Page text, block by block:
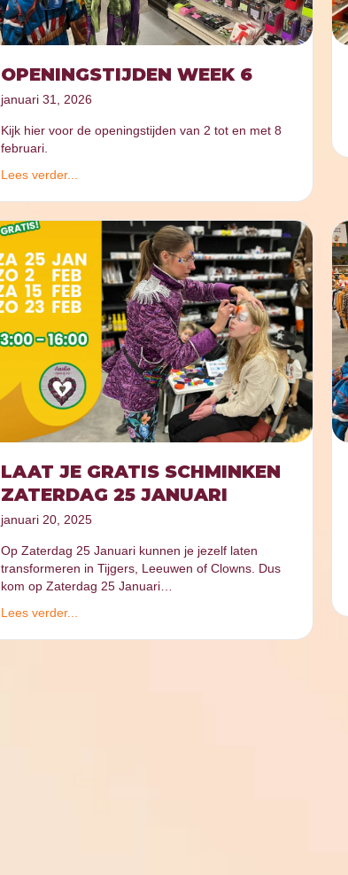
OPENINGSTIJDEN WEEK 6
januari 31, 2026
Kijk hier voor de openingstijden van 2 tot en met 8
februari.
Lees verder...
LAAT JE GRATIS SCHMINKEN
ZATERDAG 25 JANUARI
januari 20, 2025
Op Zaterdag 25 Januari kunnen je jezelf laten
transformeren in Tijgers, Leeuwen of Clowns. Dus
kom op Zaterdag 25 Januari…
Lees verder...